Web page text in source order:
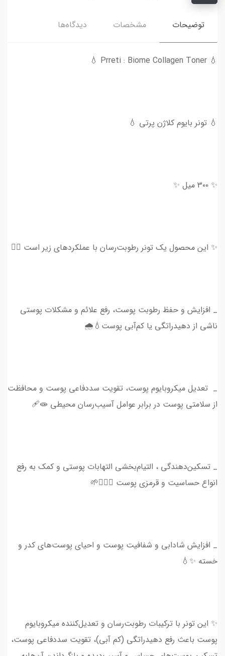
توضیحات مشخصات دیدگاه‌ها
💧 Prreti‌ : Biome Collagen Toner 💧
💧 تونر بایوم کلاژن پرتی 💧
✨ ۳۰۰ میل ✨
✨ این محصول یک تونر رطوبت‌رسان با عملکردهای زیر است 👇🏻
_ افزایش و حفظ رطوبت پوست، رفع علائم و مشکلات پوستی
ناشی از دهیدراتگی یا کم‌آبی پوست💧🌧
_ تعدیل میکروبایوم پوست، تقویت سددفاعی پوست و محافظت
از سلامتی پوست در برابر عوامل آسیب‌رسان محیطی 🧫🩹
_ تسکین‌دهندگی ، التیام‌بخشی التهابات پوستی و کمک به رفع
انواع حساسیت و قرمزی پوست 💆🏻‍♀️🌱
_ افزایش‌ شادابی و شفافیت پوست و احیای پوست‌های کدر و
خسته ✨💧
✨ این تونر با ترکیبات رطوبت‌رسان و تعدیل‌کننده میکروبایوم
پوست باعث رفع دهیدراتگی (کم آبی)، تقویت سددفاعی پوست،